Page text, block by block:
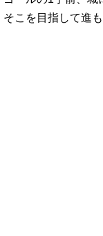
そこを目指して進も